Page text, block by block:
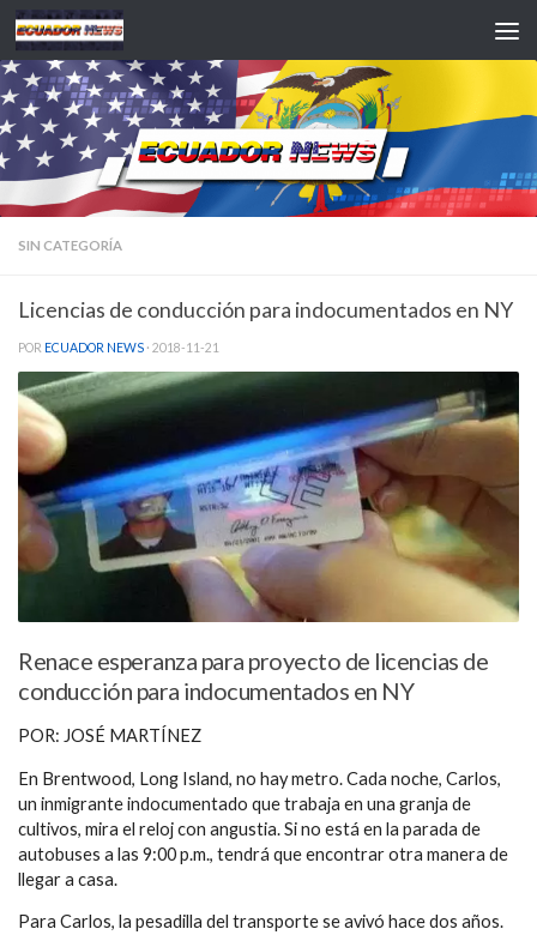
Saltar al contenido
SIN CATEGORÍA
Licencias de conducción para indocumentados en NY
POR ECUADOR NEWS · 2018-11-21
Renace esperanza para proyecto de licencias de
conducción para indocumentados en NY
POR: JOSÉ MARTÍNEZ
En Brentwood, Long Island, no hay metro. Cada noche, Carlos,
un inmigrante indocumentado que trabaja en una granja de
cultivos, mira el reloj con angustia. Si no está en la parada de
autobuses a las 9:00 p.m., tendrá que encontrar otra manera de
llegar a casa.
Para Carlos, la pesadilla del transporte se avivó hace dos años.